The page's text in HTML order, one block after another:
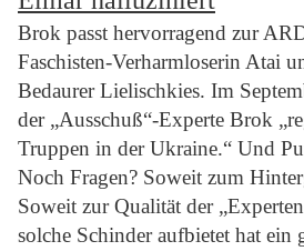
Brok passt hervorragend zur
Faschisten-Verharmloserin Atai
Bedaurer Lielischkies. Im
der „Ausschuß“-Experte Brok
Truppen in der Ukraine.“ Und
Noch Fragen? Soweit zum
Soweit zur Qualität der
solche Schinder aufbietet hat ein